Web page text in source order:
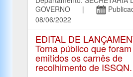
GOVERNO |
08/06/2022
EDITAL DE
Torna público que foram
emitidos os carnês de
recolhimento de ISSQN.